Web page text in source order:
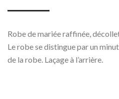
Robe de mariée raffinée,
Le robe se distingue par un
de la robe. Laçage à l’arrière.